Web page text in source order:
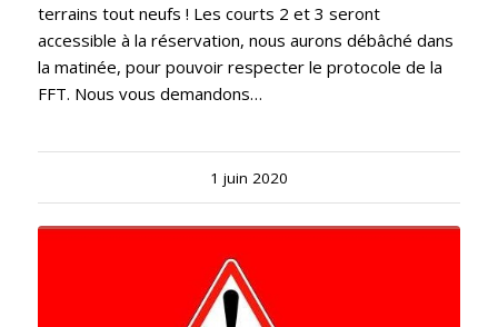
terrains tout neufs ! Les courts 2 et 3 seront
accessible à la réservation, nous aurons débâché dans
la matinée, pour pouvoir respecter le protocole de la
FFT. Nous vous demandons…
1 juin 2020